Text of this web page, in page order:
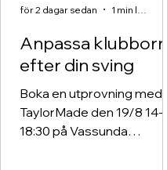
Anpassa klubborna
efter din sving
Boka en utprovning med
TaylorMade den 19/8 14-
18:30 på Vassunda
för 2 dagar sedan